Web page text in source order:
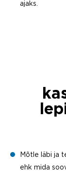
ajaks.
Mõtle läbi ja
ehk mida